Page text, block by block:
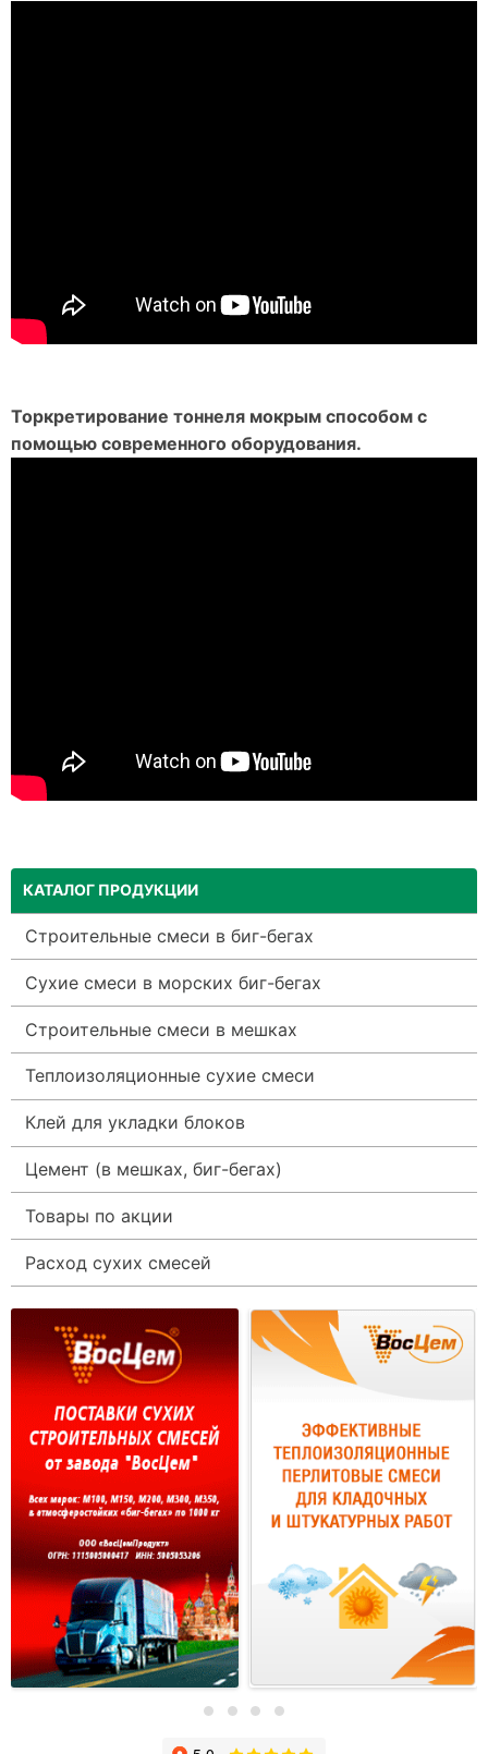
Торкретирование тоннеля мокрым способом с
помощью современного оборудования.
КАТАЛОГ ПРОДУКЦИИ
Строительные смеси в биг-бегах
Сухие смеси в морских биг-бегах
Строительные смеси в мешках
Теплоизоляционные сухие смеси
Клей для укладки блоков
Цемент (в мешках, биг-бегах)
Товары по акции
Расход сухих смесей